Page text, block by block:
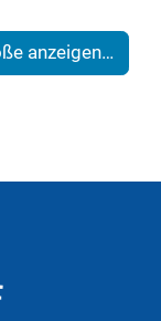
anzeigen…